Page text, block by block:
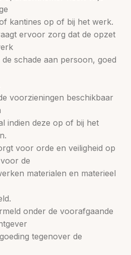
kantines op of bij het werk.
ervoor zorg dat de opzet
schade aan persoon, goed
voorzieningen beschikbaar
indien deze op of bij het
voor orde en veiligheid op
de
materialen en materieel
onder de voorafgaande
tegenover de